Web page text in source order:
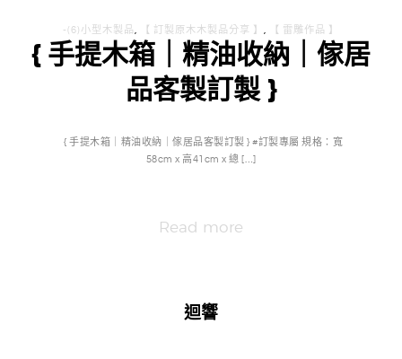
-(6)小型木製品, 【 訂製原木木製品分享 】 , 【 雷雕作品 】
{ 手提木箱｜精油收納｜傢居
品客製訂製 }
{ 手提木箱｜精油收納｜傢居品客製訂製 } #訂製專屬 規格：寬
58cm x 高41cm x 總 […]
Read more
迴響